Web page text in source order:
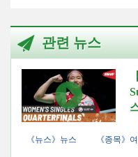
관련 뉴스
《뉴스》뉴스
《종목》